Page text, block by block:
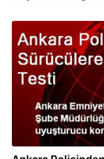
09.09.2013